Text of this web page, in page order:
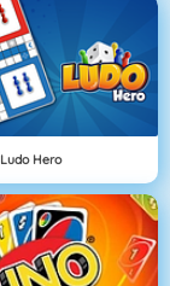
Ludo Hero